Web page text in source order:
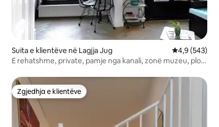
Suita e klientëve në Lagjja Jug Vlerësimi
4,9 (543)
E rehatshme, private, pamje nga kanali, zonë muzeu, plot
Zgjedhja e klientëve
Zgjedhja e klientëve